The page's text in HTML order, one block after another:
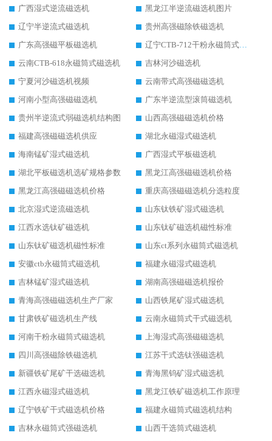
广西湿式逆流磁选机
黑龙江半逆流磁选机图片
辽宁半逆流式磁选机
贵州高强磁除铁磁选机
广东高强磁平板磁选机
辽宁CTB-712干粉永磁筒式磁选机
云南CTB-618永磁筒式磁选机
吉林河沙磁选机
宁夏河沙磁选机视频
云南带式高强磁磁选机
河南小型高强磁磁选机
广东半逆流型滚筒磁选机
贵州半逆流式弱磁选机结构图
山西高强磁磁选机价格
福建高强磁磁选机供应
湖北永磁湿式磁选机
海南锰矿湿式磁选机
广西湿式平板磁选机
湖北平板磁选机选矿规格参数
黑龙江高强磁磁选机价格
黑龙江高强磁磁选机价格
重庆高强磁磁选机分选粒度
北京湿式逆流磁选机
山东钛铁矿湿式磁选机
江西水选钛矿磁选机
山东钛矿磁选机磁性标准
山东钛矿磁选机磁性标准
山东ct系列永磁筒式磁选机
安徽ctb永磁筒式磁选机
福建永磁湿式磁选机
吉林锰矿湿式磁选机
湖南高强磁磁选机报价
青海高强磁磁选机生产厂家
山西铁尾矿湿式磁选机
甘肃铁矿磁选机生产线
云南永磁筒式干式磁选机
河南干粉永磁筒式磁选机
上海湿式高强磁磁选机
四川高强磁除铁磁选机
江苏干式选钛强磁选机
新疆铁矿尾矿干选磁选机
青海黑钨矿湿式磁选机
江西永磁湿式磁选机
黑龙江铁矿磁选机工作原理
辽宁铁矿干式磁选机价格
福建永磁筒式磁选机结构
吉林永磁筒式强磁选机
山西干选筒式磁选机